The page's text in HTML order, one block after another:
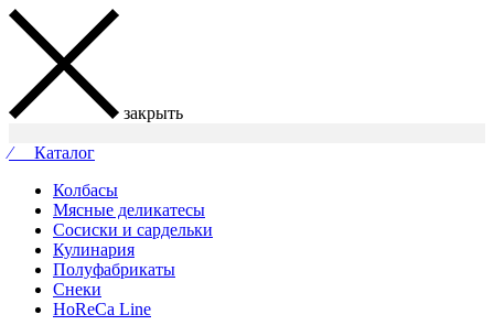
закрыть
⁄ Каталог
Колбасы
Мясные деликатесы
Сосиски и сардельки
Кулинария
Полуфабрикаты
Снеки
HoReCa Line